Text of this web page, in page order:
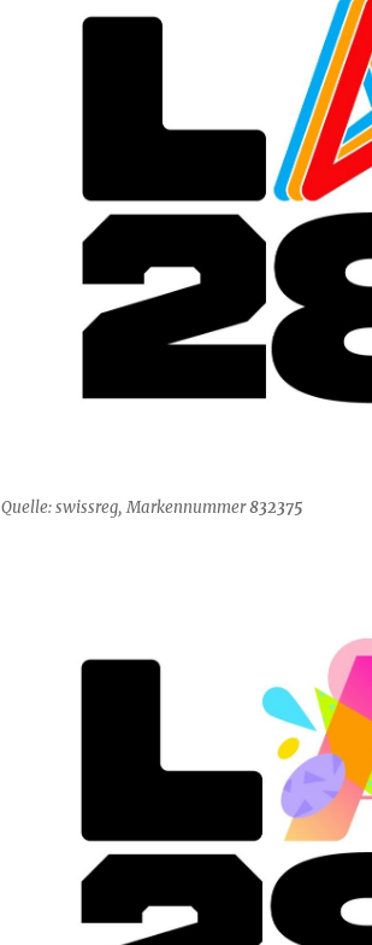
Quelle: swissreg, Markennummer832375